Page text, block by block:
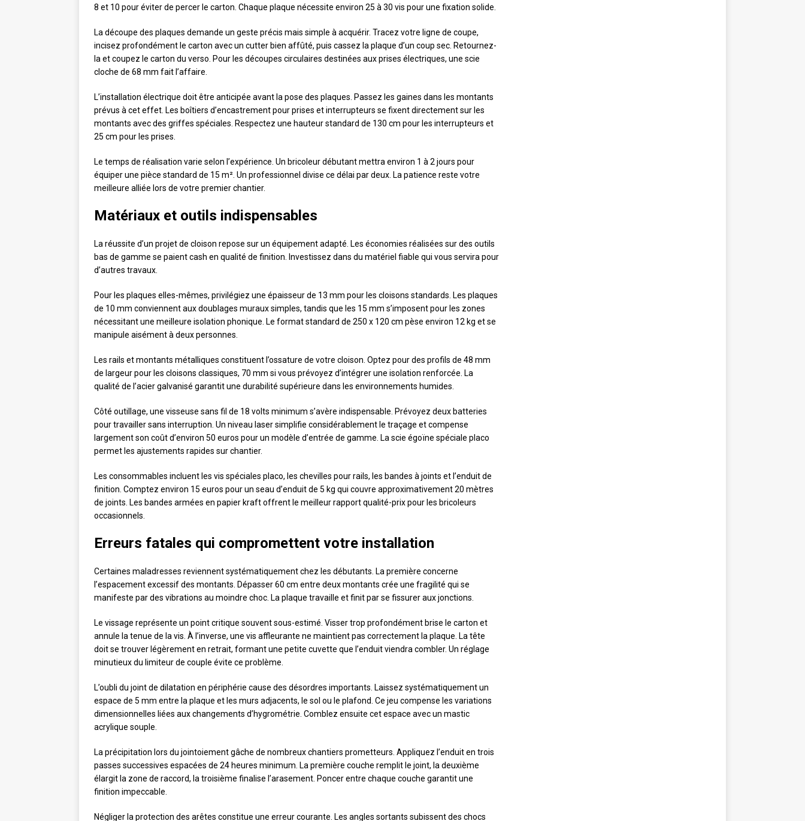
8 et 10 pour éviter de percer le carton. Chaque plaque nécessite environ 25 à 30 vis pour une fixation solide.
La découpe des plaques demande un geste précis mais simple à acquérir. Tracez votre ligne de coupe,
incisez profondément le carton avec un cutter bien affûté, puis cassez la plaque d’un coup sec. Retournez-
la et coupez le carton du verso. Pour les découpes circulaires destinées aux prises électriques, une scie
cloche de 68 mm fait l’affaire.
L’installation électrique doit être anticipée avant la pose des plaques. Passez les gaines dans les montants
prévus à cet effet. Les boîtiers d’encastrement pour prises et interrupteurs se fixent directement sur les
montants avec des griffes spéciales. Respectez une hauteur standard de 130 cm pour les interrupteurs et
25 cm pour les prises.
Le temps de réalisation varie selon l’expérience. Un bricoleur débutant mettra environ 1 à 2 jours pour
équiper une pièce standard de 15 m². Un professionnel divise ce délai par deux. La patience reste votre
meilleure alliée lors de votre premier chantier.
Matériaux et outils indispensables
La réussite d’un projet de cloison repose sur un équipement adapté. Les économies réalisées sur des outils
bas de gamme se paient cash en qualité de finition. Investissez dans du matériel fiable qui vous servira pour
d’autres travaux.
Pour les plaques elles-mêmes, privilégiez une épaisseur de 13 mm pour les cloisons standards. Les plaques
de 10 mm conviennent aux doublages muraux simples, tandis que les 15 mm s’imposent pour les zones
nécessitant une meilleure isolation phonique. Le format standard de 250 x 120 cm pèse environ 12 kg et se
manipule aisément à deux personnes.
Les rails et montants métalliques constituent l’ossature de votre cloison. Optez pour des profils de 48 mm
de largeur pour les cloisons classiques, 70 mm si vous prévoyez d’intégrer une isolation renforcée. La
qualité de l’acier galvanisé garantit une durabilité supérieure dans les environnements humides.
Côté outillage, une visseuse sans fil de 18 volts minimum s’avère indispensable. Prévoyez deux batteries
pour travailler sans interruption. Un niveau laser simplifie considérablement le traçage et compense
largement son coût d’environ 50 euros pour un modèle d’entrée de gamme. La scie égoïne spéciale placo
permet les ajustements rapides sur chantier.
Les consommables incluent les vis spéciales placo, les chevilles pour rails, les bandes à joints et l’enduit de
finition. Comptez environ 15 euros pour un seau d’enduit de 5 kg qui couvre approximativement 20 mètres
de joints. Les bandes armées en papier kraft offrent le meilleur rapport qualité-prix pour les bricoleurs
occasionnels.
Erreurs fatales qui compromettent votre installation
Certaines maladresses reviennent systématiquement chez les débutants. La première concerne
l’espacement excessif des montants. Dépasser 60 cm entre deux montants crée une fragilité qui se
manifeste par des vibrations au moindre choc. La plaque travaille et finit par se fissurer aux jonctions.
Le vissage représente un point critique souvent sous-estimé. Visser trop profondément brise le carton et
annule la tenue de la vis. À l’inverse, une vis affleurante ne maintient pas correctement la plaque. La tête
doit se trouver légèrement en retrait, formant une petite cuvette que l’enduit viendra combler. Un réglage
minutieux du limiteur de couple évite ce problème.
L’oubli du joint de dilatation en périphérie cause des désordres importants. Laissez systématiquement un
espace de 5 mm entre la plaque et les murs adjacents, le sol ou le plafond. Ce jeu compense les variations
dimensionnelles liées aux changements d’hygrométrie. Comblez ensuite cet espace avec un mastic
acrylique souple.
La précipitation lors du jointoiement gâche de nombreux chantiers prometteurs. Appliquez l’enduit en trois
passes successives espacées de 24 heures minimum. La première couche remplit le joint, la deuxième
élargit la zone de raccord, la troisième finalise l’arasement. Poncer entre chaque couche garantit une
finition impeccable.
Négliger la protection des arêtes constitue une erreur courante. Les angles sortants subissent des chocs